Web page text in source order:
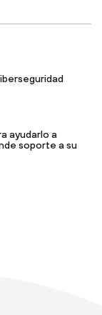
ayudarlo a
soporte a su